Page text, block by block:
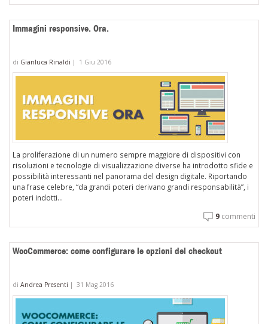
Immagini responsive. Ora.
di Gianluca Rinaldi | 1 Giu 2016
La proliferazione di un numero sempre maggiore di dispositivi con
risoluzioni e tecnologie di visualizzazione diverse ha introdotto sfide e
possibilità interessanti nel panorama del design digitale. Riportando
una frase celebre, “da grandi poteri derivano grandi responsabilità”, i
poteri indotti...
9 commenti
WooCommerce: come configurare le opzioni del checkout
di Andrea Presenti | 31 Mag 2016